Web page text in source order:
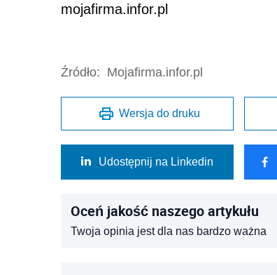
mojafirma.infor.pl
Źródło: Mojafirma.infor.pl
Wersja do druku
Udostępnij na Linkedin
Oceń jakość naszego artykułu
Twoja opinia jest dla nas bardzo ważna